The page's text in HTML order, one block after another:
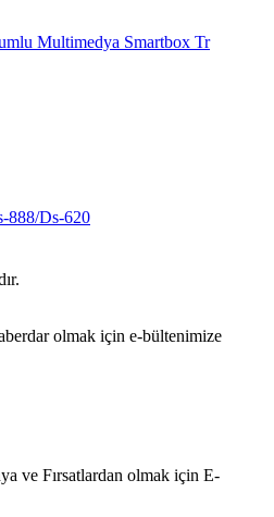
Multimedya Smartbox Tr
888/Ds-620
olmak için e-bültenimize
ve Fırsatlardan olmak için E-